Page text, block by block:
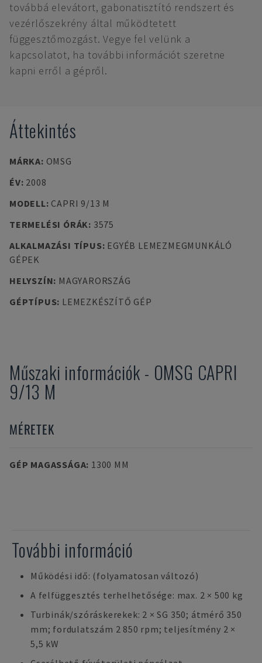
továbbá elevátort, gabonatisztító rendszert és
vezérlőszekrény által működtetett
függesztőmozgást. Vegye fel velünk a
kapcsolatot, ha további információt szeretne
kapni erről a gépről.
Áttekintés
MÁRKA: OMSG
ÉV: 2008
MODELL: CAPRI 9/13 M
TERMELÉSI ÓRÁK: 3575
ALKALMAZÁSI TÍPUS: EGYÉB LEMEZMEGMUNKÁLÓ
GÉPEK
HELYSZÍN: MAGYARORSZÁG
GÉPTÍPUS: LEMEZKÉSZÍTŐ GÉP
Műszaki információk - OMSG CAPRI
9/13 M
MÉRETEK
GÉP MAGASSÁGA: 1300 MM
További információ
Működési idő: (folyamatosan változó)
A felfüggesztés terhelhetősége: max. 2 × 500 kg
Turbinák/szóráskerekek: 2 × SG 350; átmérő 350
mm; fordulatszám 2 850 rpm; teljesítmény 2 ×
5,5 kW